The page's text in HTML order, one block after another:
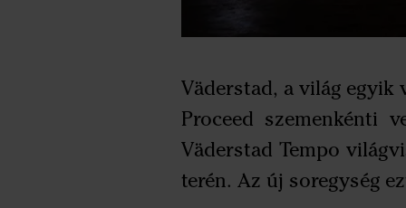
Väderstad, a világ egyik
Proceed szemenkénti
Väderstad Tempo
terén. Az új soregység